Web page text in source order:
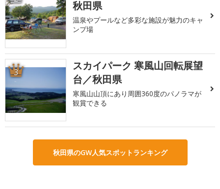
秋田県
温泉やプールなど多彩な施設が魅力のキャ
ンプ場
3
スカイパーク 寒風山回転展望
台／秋田県
寒風山山頂にあり周囲360度のパノラマが
観賞できる
秋田県のGW人気スポットランキング